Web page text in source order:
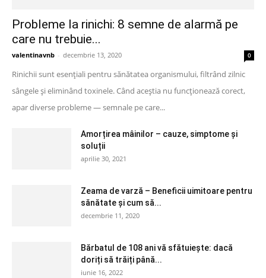
Probleme la rinichi: 8 semne de alarmă pe
care nu trebuie...
valentinavnb - decembrie 13, 2020 0
Rinichii sunt esențiali pentru sănătatea organismului, filtrând zilnic
sângele și eliminând toxinele. Când aceștia nu funcționează corect,
apar diverse probleme — semnale pe care...
Amorțirea mâinilor – cauze, simptome și
soluții
aprilie 30, 2021
Zeama de varză – Beneficii uimitoare pentru
sănătate și cum să...
decembrie 11, 2020
Bărbatul de 108 ani vă sfătuiește: dacă
doriți să trăiți până...
iunie 16, 2022